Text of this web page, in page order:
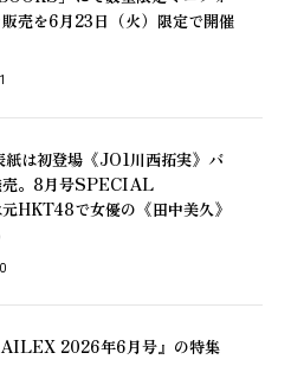
販売を6月23日 （火） 限定で開催
紙は初登場 《JO1川西拓実》 バ
売。 8月号SPECIAL
元HKT48で女優の 《田中美久》
2026年6月号』 の特集